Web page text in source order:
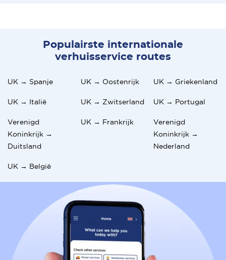
Populairste internationale
verhuisservice routes
UK → Spanje UK → Oostenrijk UK → Griekenland
UK → Italië UK → Zwitserland UK → Portugal
Verenigd
Koninkrijk →
Duitsland
UK → Frankrijk
Verenigd
Koninkrijk →
Nederland
UK → België